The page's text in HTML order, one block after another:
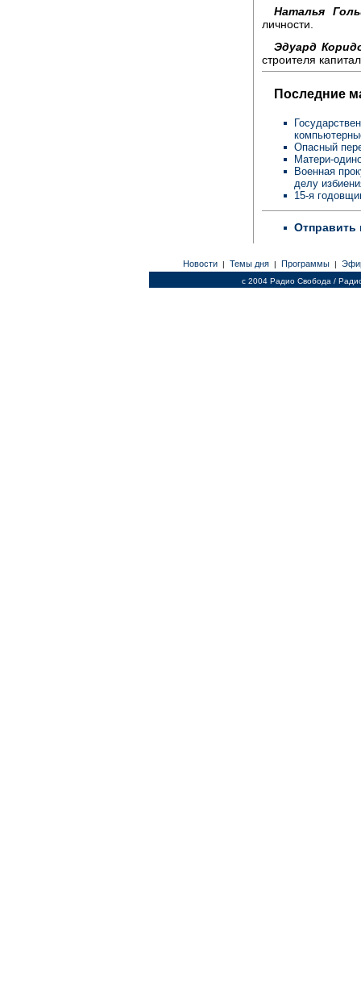
Наталья
личности.
Эдуард
строителя
Последние
Опасный
Матери-
Военная
делу
15-я
Отправить
Новости | Темы дня | Программы |
c 2004 Радио Свобода /